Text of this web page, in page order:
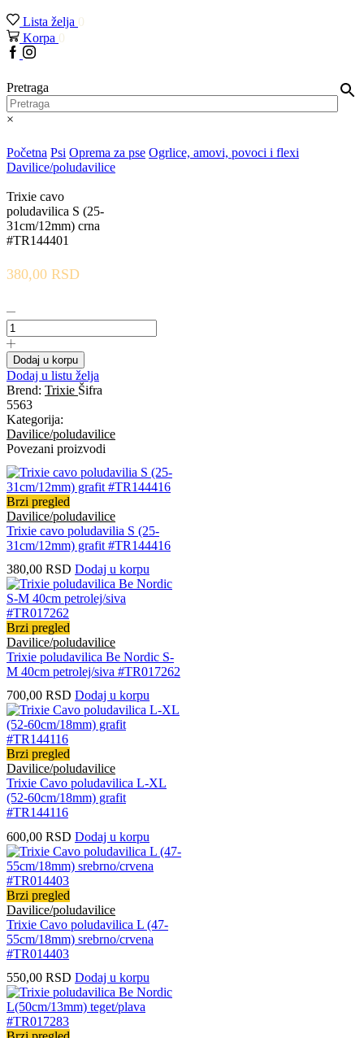
Lista želja 0
Korpa 0
Facebook
Instagram
Pretraga
×
Početna Psi Oprema za pse Ogrlice, amovi, povoci i flexi
Davilice/poludavilice
Trixie cavo
poludavilica S (25-
31cm/12mm) crna
#TR144401
380,00 RSD
Trixie
poludavilica
S
(25-
31cm/12mm)
crna
#TR144401
količina
Dodaj u korpu
Dodaj u listu želja
Brend: Trixie Šifra
5563
Kategorija:
Davilice/poludavilice
Povezani proizvodi
Brzi pregled
Davilice/poludavilice
Trixie cavo poludavilia S (25-
31cm/12mm) grafit #TR144416
380,00 RSD Dodaj u korpu
Brzi pregled
Davilice/poludavilice
Trixie poludavilica Be Nordic S-
M 40cm petrolej/siva #TR017262
700,00 RSD Dodaj u korpu
Brzi pregled
Davilice/poludavilice
Trixie Cavo poludavilica L-XL
(52-60cm/18mm) grafit
#TR144116
600,00 RSD Dodaj u korpu
Brzi pregled
Davilice/poludavilice
Trixie Cavo poludavilica L (47-
55cm/18mm) srebrno/crvena
#TR014403
550,00 RSD Dodaj u korpu